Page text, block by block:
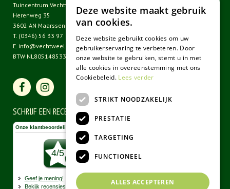
Tuincentrum Vechtweelde
Herenweg 35
3602 AN Maarssen
T. (0346) 56 33 97
E. info@vechtweelde.nl
BTW NL805148533B01
SCHRIJF EEN RECENSIE
Deze website maakt gebruik
van cookies.
Deze website gebruikt cookies om uw
gebruikerservaring te verbeteren. Door
onze website te gebruiken, stemt u in met
alle cookies in overeenstemming met ons
Cookiebeleid. Lees verder
STRIKT NOODZAKELIJK
PRESTATIE
TARGETING
FUNCTIONEEL
ALLES ACCEPTEREN